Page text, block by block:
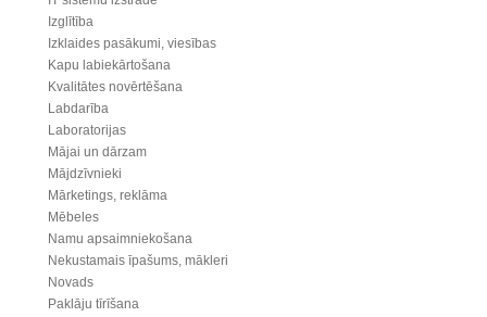
Izglītība
Izklaides pasākumi, viesības
Kapu labiekārtošana
Kvalitātes novērtēšana
Labdarība
Laboratorijas
Mājai un dārzam
Mājdzīvnieki
Mārketings, reklāma
Mēbeles
Namu apsaimniekošana
Nekustamais īpašums, mākleri
Novads
Paklāju tīrīšana